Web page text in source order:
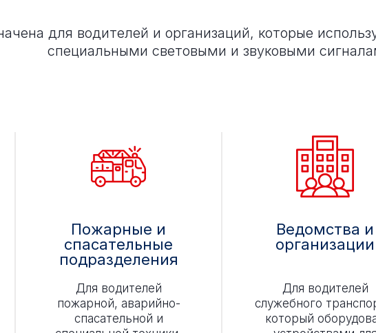
для водителей и организаций, которые
специальными световыми и звуковыми
Пожарные и
спасательные
подразделения
Для водителей
пожарной, аварийно-
спасательной и
Ведомства и
организации
Для водителей
служебного
который